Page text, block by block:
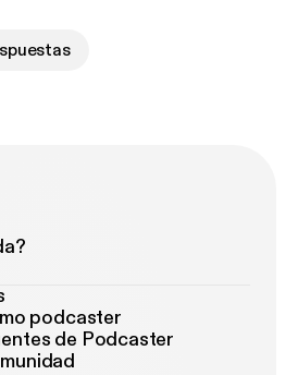
podcaster
de Podcaster